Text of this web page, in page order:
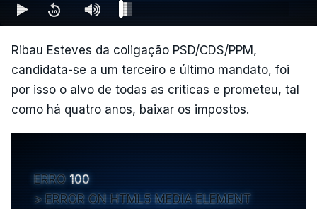
Ribau Esteves da coligação PSD/CDS/PPM,
candidata-se a um terceiro e último mandato, foi
por isso o alvo de todas as criticas e prometeu, tal
como há quatro anos, baixar os impostos.
ERRO 100
ERROR ON HTML5 MEDIA ELEMENT